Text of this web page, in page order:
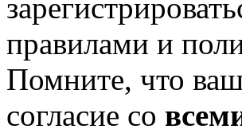
правилами и
Помните, что
согласие со